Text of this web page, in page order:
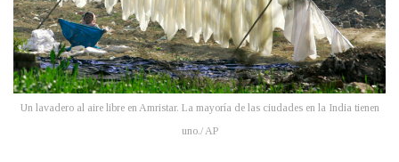
Un lavadero al aire libre en Amristar. La mayoría de las ciudades en la India tienen
uno./ AP